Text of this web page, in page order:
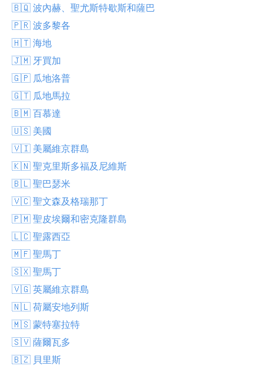
🇧🇶 波內赫、聖尤斯特歇斯和薩巴
🇵🇷 波多黎各
🇭🇹 海地
🇯🇲 牙買加
🇬🇵 瓜地洛普
🇬🇹 瓜地馬拉
🇧🇲 百慕達
🇺🇸 美國
🇻🇮 美屬維京群島
🇰🇳 聖克里斯多福及尼維斯
🇧🇱 聖巴瑟米
🇻🇨 聖文森及格瑞那丁
🇵🇲 聖皮埃爾和密克隆群島
🇱🇨 聖露西亞
🇲🇫 聖馬丁
🇸🇽 聖馬丁
🇻🇬 英屬維京群島
🇳🇱 荷屬安地列斯
🇲🇸 蒙特塞拉特
🇸🇻 薩爾瓦多
🇧🇿 貝里斯